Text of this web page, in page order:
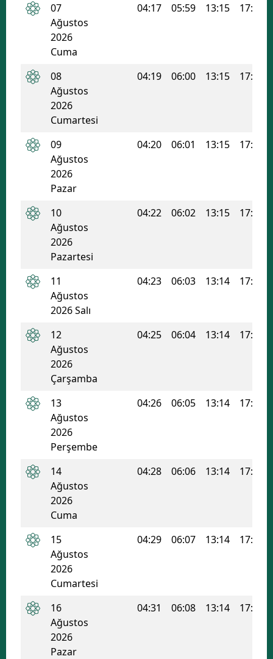
07
Ağustos
2026
Cuma
04:17 05:59 13:15 17:07
08
Ağustos
2026
Cumartesi
04:19 06:00 13:15 17:07
09
Ağustos
2026
Pazar
04:20 06:01 13:15 17:06
10
Ağustos
2026
Pazartesi
04:22 06:02 13:15 17:06
11
Ağustos
2026 Salı
04:23 06:03 13:14 17:05
12
Ağustos
2026
Çarşamba
04:25 06:04 13:14 17:05
13
Ağustos
2026
Perşembe
04:26 06:05 13:14 17:04
14
Ağustos
2026
Cuma
04:28 06:06 13:14 17:03
15
Ağustos
2026
Cumartesi
04:29 06:07 13:14 17:03
16
Ağustos
2026
Pazar
04:31 06:08 13:14 17:02